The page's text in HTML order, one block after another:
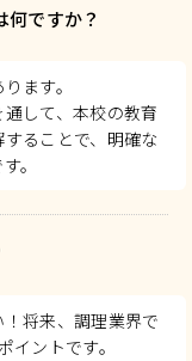
ですか？
ます。
して、本校の教育
ることで、明確な
。
将来、調理業界で
ントです。